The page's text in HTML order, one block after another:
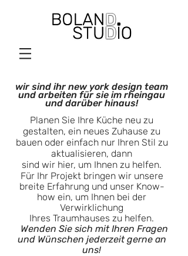
wir sind ihr new york design team
und arbeiten für sie im rheingau
und darüber hinaus!
Planen Sie Ihre Küche neu zu
gestalten, ein neues Zuhause zu
bauen oder einfach nur Ihren Stil zu
aktualisieren, dann
sind wir hier, um Ihnen zu helfen.
Für Ihr Projekt bringen wir unsere
breite Erfahrung und unser Know-
how ein, um Ihnen bei der
Verwirklichung
Ihres Traumhauses zu helfen.
Wenden Sie sich mit Ihren Fragen
und Wünschen jederzeit gerne an
uns!